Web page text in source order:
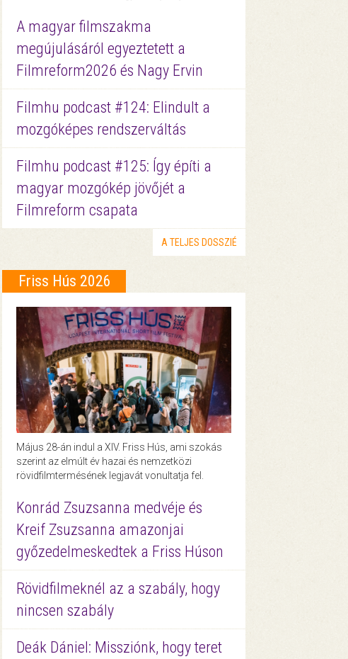
A magyar filmszakma
megújulásáról egyeztetett a
Filmreform2026 és Nagy Ervin
Filmhu podcast #124: Elindult a
mozgóképes rendszerváltás
Filmhu podcast #125: Így építi a
magyar mozgókép jövőjét a
Filmreform csapata
A TELJES DOSSZIÉ
Friss Hús 2026
Május 28-án indul a XIV. Friss Hús, ami szokás
szerint az elmúlt év hazai és nemzetközi
rövidfilmtermésének legjavát vonultatja fel.
Konrád Zsuzsanna medvéje és
Kreif Zsuzsanna amazonjai
győzedelmeskedtek a Friss Húson
Rövidfilmeknél az a szabály, hogy
nincsen szabály
Deák Dániel: Missziónk, hogy teret